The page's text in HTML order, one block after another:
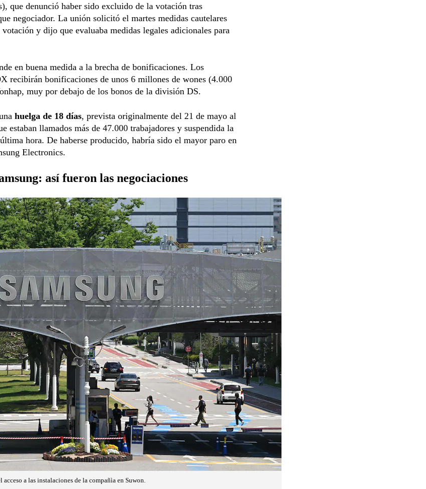
que denunció haber sido excluido de la votación tras
negociador. La unión solicitó el martes medidas cautelares
votación y dijo que evaluaba medidas legales adicionales para
en buena medida a la brecha de bonificaciones. Los
recibirán bonificaciones de unos 6 millones de wones (4.000
muy por debajo de los bonos de la división DS.
huelga de 18 días, prevista originalmente del 21 de mayo al
estaban llamados más de 47.000 trabajadores y suspendida la
última hora. De haberse producido, habría sido el mayor paro en
Electronics.
así fueron las negociaciones
a las instalaciones de la compañìa en Suwon.